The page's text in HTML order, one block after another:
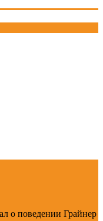
о поведении Грайнер